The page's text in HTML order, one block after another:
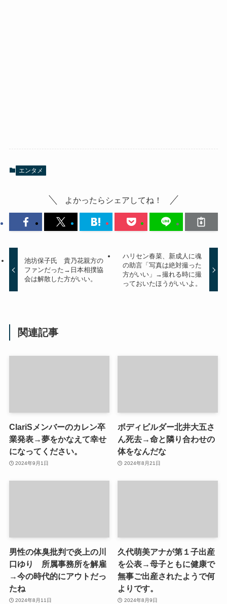
エンタメ
よかったらシェアしてね！
池坊保子氏 貴乃花親方の
ファンだった→日本相撲協
会は解散した方がいい。
ハリセン春菜、新成人に魂
の助言「写真は絶対撮った
方がいい」→撮れる時に撮
っておいたほうがいいよ。
関連記事
ClariSメンバーのカレン卒
業発表→夢をかなえて幸せ
になってください。
2024年9月1日
ボディビルダー北井大五さ
ん死去→命と隣り合わせの
体をなんだな
2024年8月21日
男性の体臭批判で炎上の川
口ゆり 所属事務所を解雇
→今の時代的にアウトだっ
たね
2024年8月11日
久代萌美アナが第１子出産
を公表→母子ともに健康で
無事ご出産されたようで何
よりです。
2024年8月9日